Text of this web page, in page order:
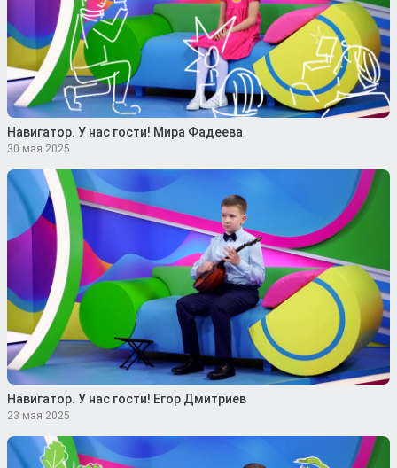
Навигатор. У нас гости! Мира Фадеева
30 мая 2025
Навигатор. У нас гости! Егор Дмитриев
23 мая 2025